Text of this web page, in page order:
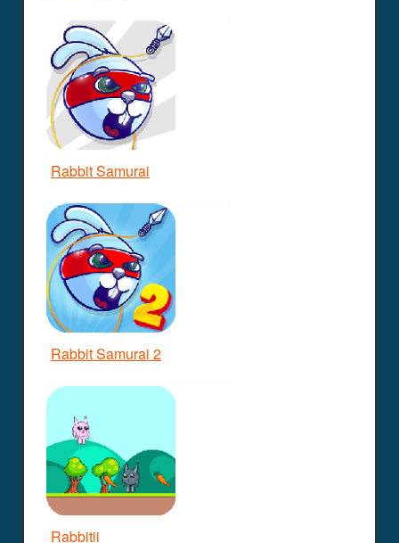
Rabbit Samurai
Rabbit Samurai 2
Rabbitii